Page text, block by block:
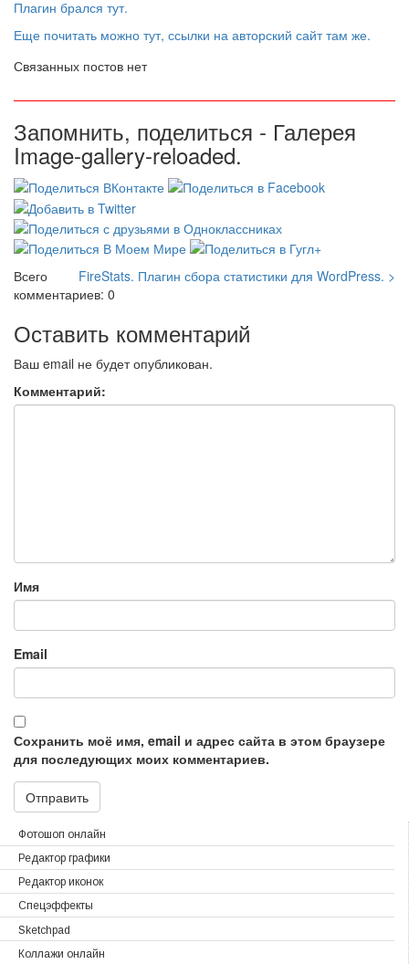
Плагин брался тут.
Еще почитать можно тут, ссылки на авторский сайт там же.
Связанных постов нет
Запомнить, поделиться - Галерея
Image-gallery-reloaded.
FireStats. Плагин сбора статистики для WordPress. >
Всего
комментариев: 0
Оставить комментарий
Ваш email не будет опубликован.
Комментарий:
Имя
Email
Сохранить моё имя, email и адрес сайта в этом браузере
для последующих моих комментариев.
Фотошоп онлайн
Редактор графики
Редактор иконок
Спецэффекты
Sketchpad
Коллажи онлайн